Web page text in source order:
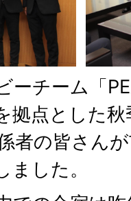
ーチーム「
拠点とした
者の皆さん
ました。